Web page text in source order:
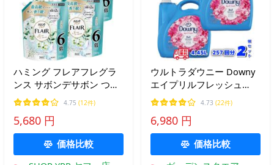
ハミング フレアフレグラ
ンス サボンデサボン つめ
かえ大容量2100ｇ×4個
4.75 (12件)
5,680 円
価格比較
ウルトラダウニー Downy
エイプリルフレッシュ
4.45L ｘ2個セット 衣料用
柔軟剤 洗濯 大容量
4.73 (22件)
6,980 円
価格比較